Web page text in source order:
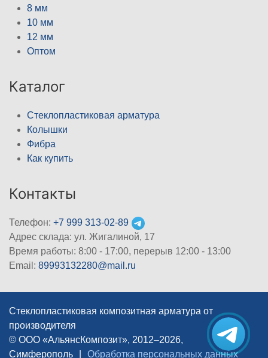
8 мм
10 мм
12 мм
Оптом
Каталог
Стеклопластиковая арматура
Колышки
Фибра
Как купить
Контакты
Телефон: +7 999 313-02-89
Адрес склада: ул. Жигалиной, 17
Время работы: 8:00 - 17:00, перерыв 12:00 - 13:00
Email: 89993132280@mail.ru
Стеклопластиковая композитная арматура от
производителя
© ООО «АльянсКомпозит», 2012–2026,
Симферополь
Обработка персональных данных